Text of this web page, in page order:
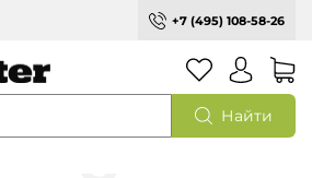
+7 (495) 108-58-26
Найти